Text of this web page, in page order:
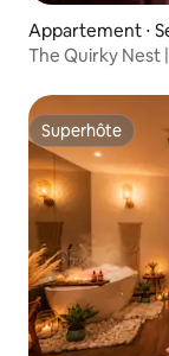
Appartement ⋅
The Quirky Nest
Superhôte
Superhôte